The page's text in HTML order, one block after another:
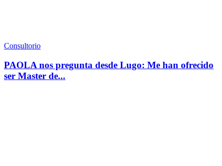
Consultorio
PAOLA nos pregunta desde Lugo: Me han ofrecido
ser Master de...